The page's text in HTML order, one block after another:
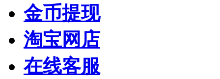
金币提现
淘宝网店
在线客服